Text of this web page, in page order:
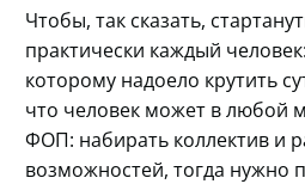
Чтобы, так сказать,
практически каждый
которому надоело крутить
что человек может в любой
ФОП: набирать коллектив и
возможностей, тогда нужно